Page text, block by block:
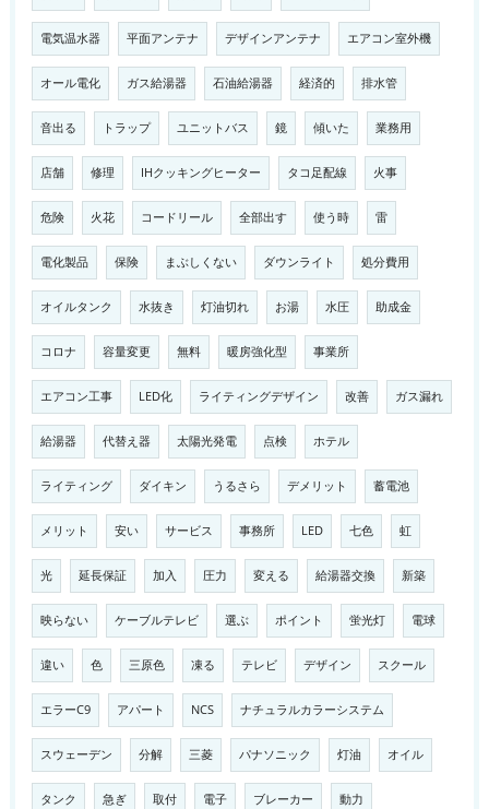
電気温水器 平面アンテナ デザインアンテナ エアコン室外機
オール電化 ガス給湯器 石油給湯器 経済的 排水管
音出る トラップ ユニットバス 鏡 傾いた 業務用
店舗 修理 IHクッキングヒーター タコ足配線 火事
危険 火花 コードリール 全部出す 使う時 雷
電化製品 保険 まぶしくない ダウンライト 処分費用
オイルタンク 水抜き 灯油切れ お湯 水圧 助成金
コロナ 容量変更 無料 暖房強化型 事業所
エアコン工事 LED化 ライティングデザイン 改善 ガス漏れ
給湯器 代替え器 太陽光発電 点検 ホテル
ライティング ダイキン うるさら デメリット 蓄電池
メリット 安い サービス 事務所 LED 七色 虹
光 延長保証 加入 圧力 変える 給湯器交換 新築
映らない ケーブルテレビ 選ぶ ポイント 蛍光灯 電球
違い 色 三原色 凍る テレビ デザイン スクール
エラーC9 アパート NCS ナチュラルカラーシステム
スウェーデン 分解 三菱 パナソニック 灯油 オイル
タンク 急ぎ 取付 電子 ブレーカー 動力